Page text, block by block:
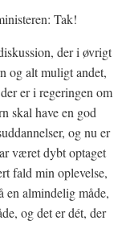
Tak!
der i øvrigt
og alt muligt andet,
er i regeringen om
skal have en god
og nu er
været dybt optaget
fald min oplevelse,
en almindelig måde,
og det er dét, der